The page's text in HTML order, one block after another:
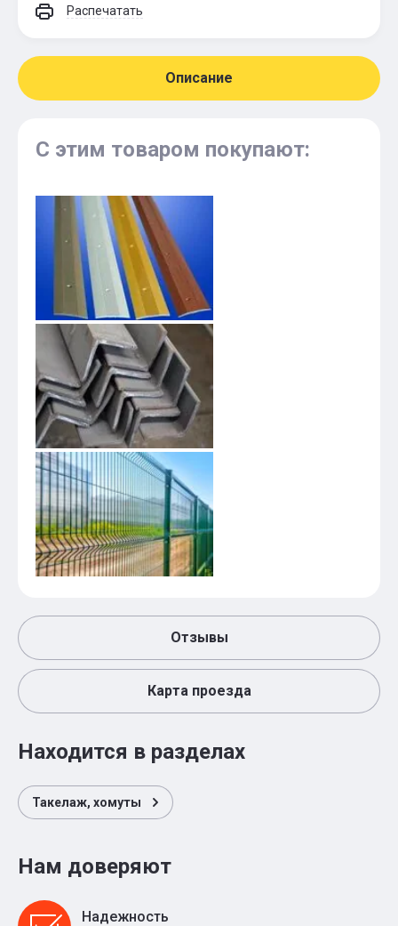
Распечатать
Описание
С этим товаром покупают:
Отзывы
Карта проезда
Находится в разделах
Такелаж, хомуты
Нам доверяют
Надежность